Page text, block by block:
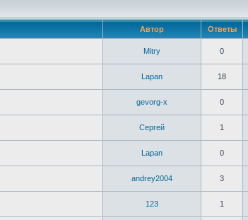
Автор Ответы
Mitry 0
Lapan 18
gevorg-x 0
Сергей 1
Lapan 0
andrey2004 3
123 1